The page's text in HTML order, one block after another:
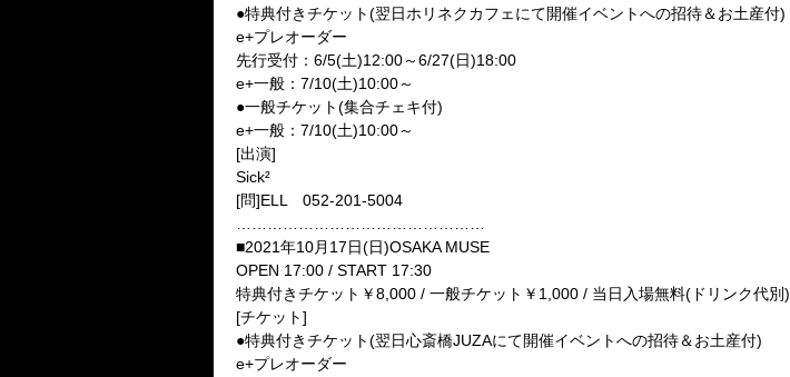
●特典付きチケット(翌日ホリネクカフェにて開催イベントへの招待＆お土産付)
e+プレオーダー
先行受付：6/5(土)12:00～6/27(日)18:00
e+一般：7/10(土)10:00～
●一般チケット(集合チェキ付)
e+一般：7/10(土)10:00～
[出演]
Sick²
[問]ELL 052-201-5004
■2021年10月17日(日)OSAKA MUSE
OPEN 17:00 / START 17:30
特典付きチケット￥8,000 / 一般チケット￥1,000 / 当日入場無料(ドリンク代別)
[チケット]
●特典付きチケット(翌日心斎橋JUZAにて開催イベントへの招待＆お土産付)
e+プレオーダー